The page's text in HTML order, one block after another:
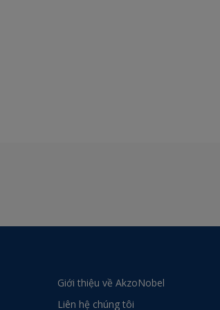
Giới thiệu về AkzoNobel
Liên hệ chúng tôi